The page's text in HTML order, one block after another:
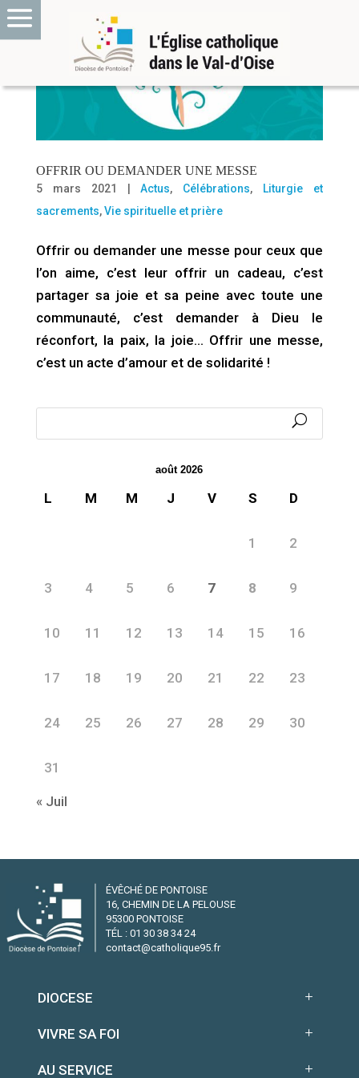
OFFRIR OU DEMANDER UNE MESSE
5 mars 2021 |Actus, Célébrations, Liturgie et
sacrements,Vie spirituelle et prière
Offrir ou demander une messe pour ceux que
l’on aime, c’est leur offrir un cadeau, c’est
partager sa joie et sa peine avec toute une
communauté, c’est demander à Dieu le
réconfort, la paix, la joie… Offrir une messe,
c’est un acte d’amour et de solidarité !
août 2026
L M M J V S D
1 2
3 4 5 6 7 8 9
10 11 12 13 14 15 16
17 18 19 20 21 22 23
24 25 26 27 28 29 30
31
« Juil
ÉVÊCHÉ DE PONTOISE
16, CHEMIN DE LA PELOUSE
95300 PONTOISE
TÉL : 01 30 38 34 24
contact@catholique95.fr
DIOCESE
VIVRE SA FOI
AU SERVICE